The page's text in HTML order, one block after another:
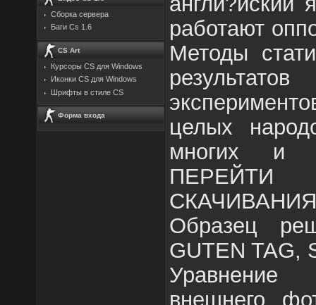
Сборка сервера
Баги Cs 1.6
CS Art
Курсоры CS для Windows
Иконки CS для Windows
Шрифты в стиле CS
Форма входа
работают
Методы
целых
многих и
Образец
GUTEN TAG,
внешнего